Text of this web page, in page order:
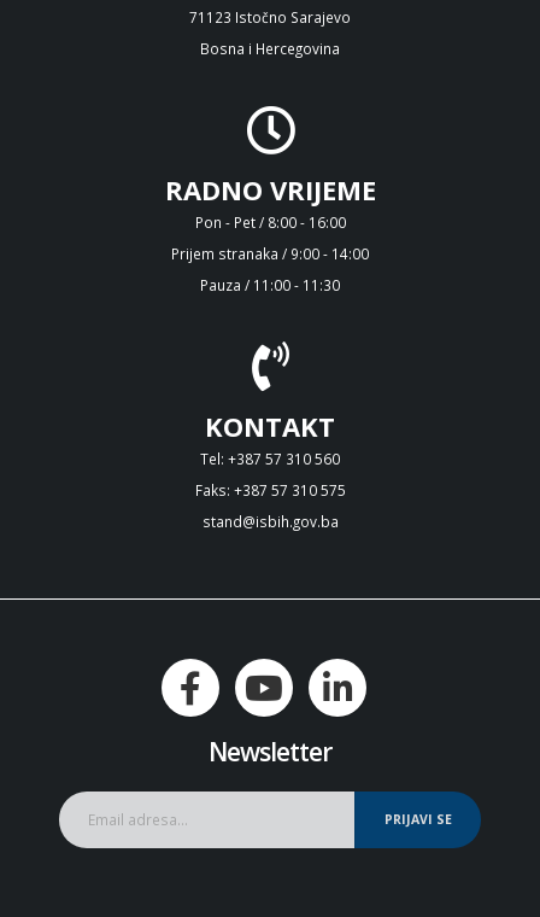
71123 Istočno Sarajevo
Bosna i Hercegovina
RADNO VRIJEME
Pon - Pet / 8:00 - 16:00
Prijem stranaka / 9:00 - 14:00
Pauza / 11:00 - 11:30
KONTAKT
Tel: +387 57 310 560
Faks: +387 57 310 575
stand@isbih.gov.ba
Newsletter
PRIJAVI SE